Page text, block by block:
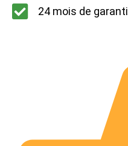
24 mois de